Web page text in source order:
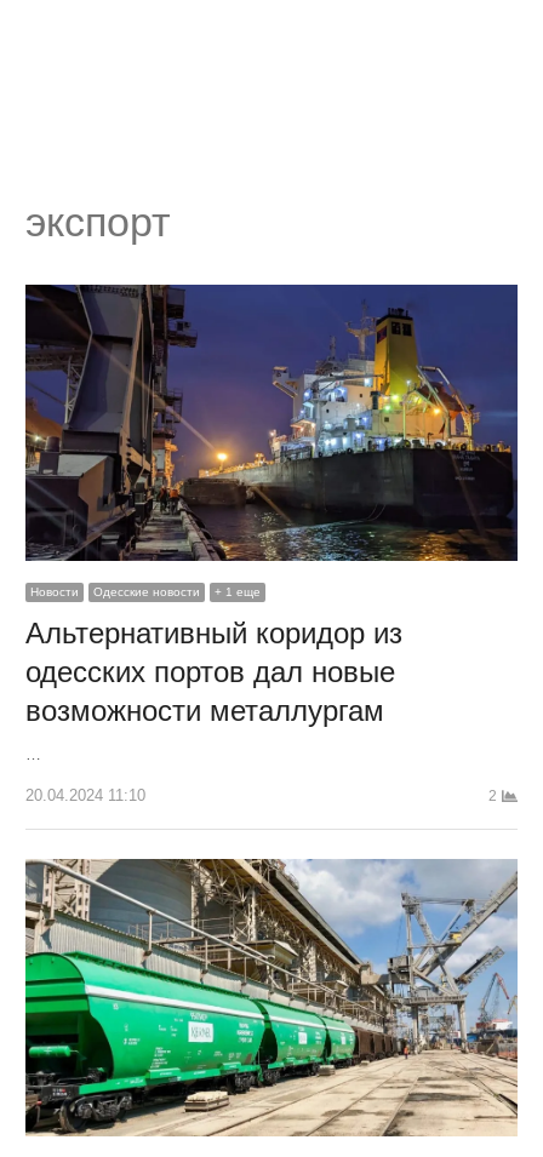
экспорт
Новости Одесские новости + 1 еще
Альтернативный коридор из
одесских портов дал новые
возможности металлургам
…
20.04.2024 11:10 2